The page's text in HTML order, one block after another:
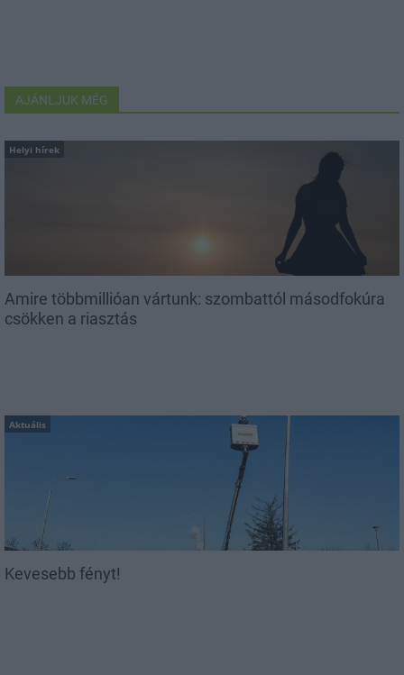
AJÁNLJUK MÉG
Helyi hírek
Amire többmillióan vártunk: szombattól másodfokúra
csökken a riasztás
Aktuális
Kevesebb fényt!